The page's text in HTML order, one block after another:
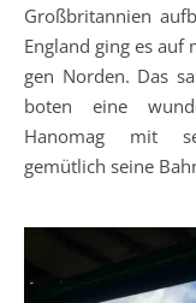
Großbritannien
England ging es
gen Norden. Das
boten eine
Hanomag mit
gemütlich seine